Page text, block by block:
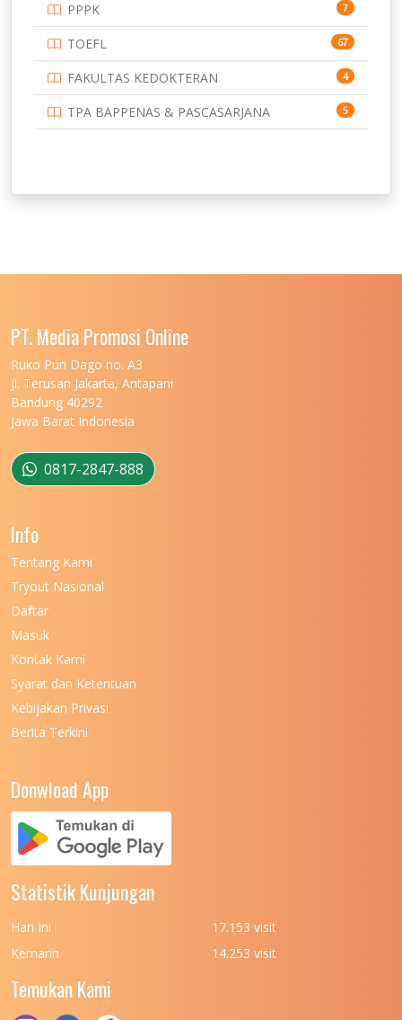
15
219
11
159
UNIVERSITAS JEMBER
UNIVERSITAS MALIKUSSALEH
UNIVERSITAS MARITIM RAJA ALI HAJI
UNIVERSITAS MATARAM
UNIVERSITAS MULAWARMAN
UNIVERSITAS MUSAMUS
UNIVERSITAS NEGERI KHAIRUN
UNIVERSITAS NEGERI MANADO
UNIVERSITAS NEGERI MEDAN
UNIVERSITAS NEGERI PADANG
UNIVERSITAS NUSA CENDANA
UNIVERSITAS PADJADJARAN
UNIVERSITAS PATTIMURA
(UPN) VETERAN JAKARTA
UNIVERSITAS PEMBANGUNAN NASIONAL
(UPN) VETERAN JAWA TIMUR
PPPK 7
TOEFL 67
FAKULTAS KEDOKTERAN 4
TPA BAPPENAS & PASCASARJANA 5
PT. Media Promosi Online
Ruko Puri Dago no. A3
Jl. Terusan Jakarta, Antapani
Bandung 40292
Jawa Barat Indonesia
0817-2847-888
Info
Tentang Kami
Tryout Nasional
Daftar
Masuk
Kontak Kami
Syarat dan Ketentuan
Kebijakan Privasi
Berita Terkini
Donwload App
Statistik Kunjungan
Hari Ini
17.153 visit
Kemarin
14.253 visit
Temukan Kami